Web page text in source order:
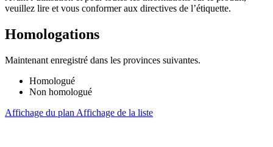
veuillez lire et vous conformer aux directives de l’étiquette.
Homologations
Maintenant enregistré dans les provinces suivantes.
Homologué
Non homologué
Affichage du plan Affichage de la liste